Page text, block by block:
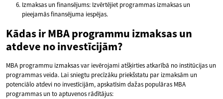
Izmaksas un finansējums: Izvērtējiet programmas izmaksas un
pieejamās finansējuma iespējas.
Kādas ir MBA programmu izmaksas un
atdeve no investīcijām?
MBA programmu izmaksas var ievērojami atšķirties atkarībā no institūcijas un
programmas veida. Lai sniegtu precīzāku priekšstatu par izmaksām un
potenciālo atdevi no investīcijām, apskatīsim dažas populāras MBA
programmas un to aptuvenos rādītājus: